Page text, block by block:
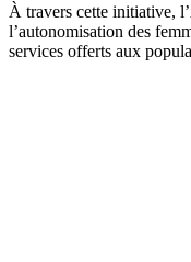
À travers cette initiative,
l’autonomisation des
services offerts aux